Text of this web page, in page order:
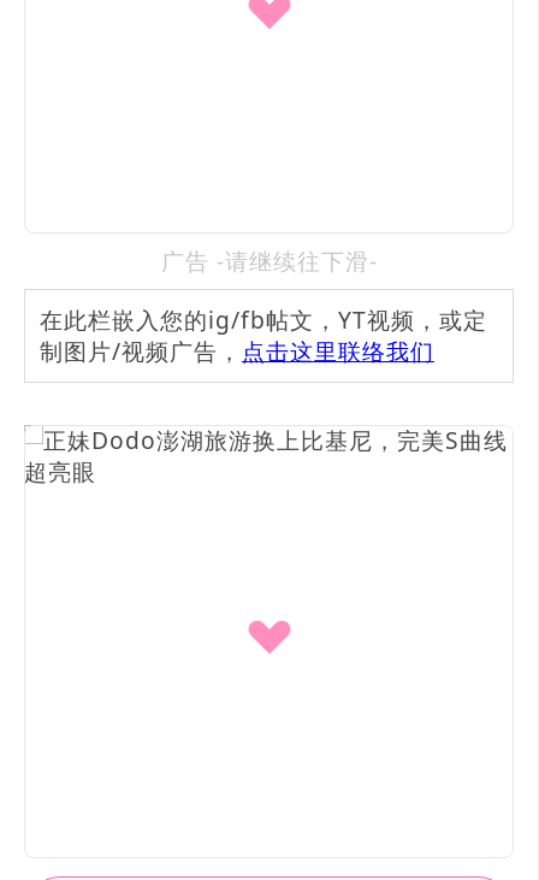
广告 -请继续往下滑-
在此栏嵌入您的ig/fb帖文，YT视频，或定
制图片/视频广告， 点击这里联络我们